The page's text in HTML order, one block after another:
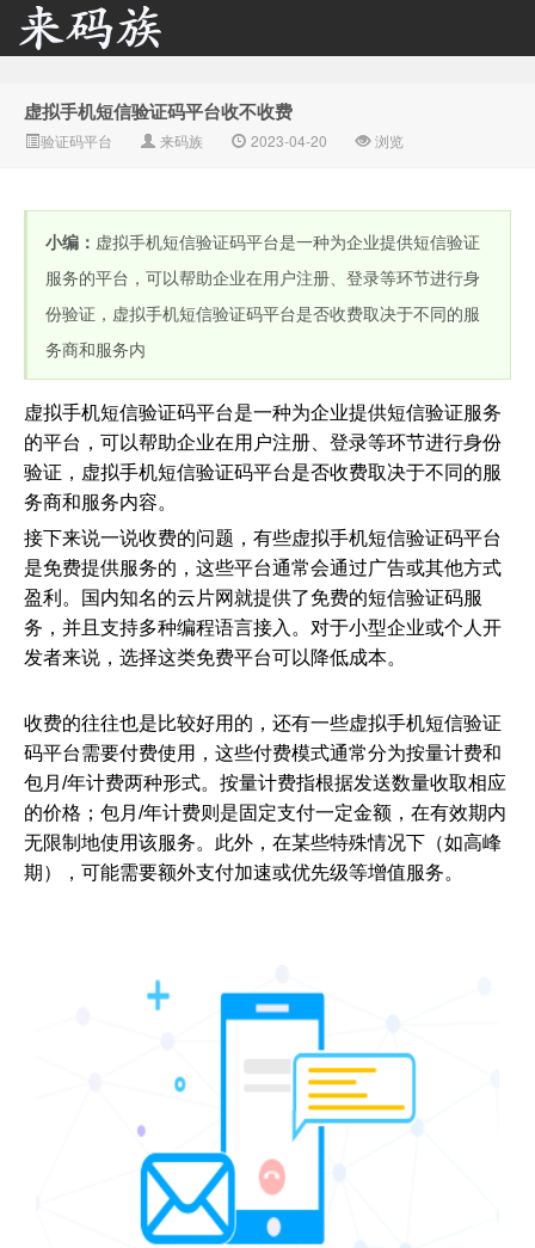
来码族 - 分享在线短信资
源接收资讯,手机短信验
证码网站
虚拟手机短信验证码平台收不收费
验证码平台 来码族 2023-04-20 浏览
小编： 虚拟手机短信验证码平台是一种为企业提供短信验证
服务的平台，可以帮助企业在用户注册、登录等环节进行身
份验证，虚拟手机短信验证码平台是否收费取决于不同的服
务商和服务内
虚拟手机短信验证码平台是一种为企业提供短信验证服务
的平台，可以帮助企业在用户注册、登录等环节进行身份
验证，虚拟手机短信验证码平台是否收费取决于不同的服
务商和服务内容。
接下来说一说收费的问题，有些虚拟手机短信验证码平台
是免费提供服务的，这些平台通常会通过广告或其他方式
盈利。国内知名的云片网就提供了免费的短信验证码服
务，并且支持多种编程语言接入。对于小型企业或个人开
发者来说，选择这类免费平台可以降低成本。
收费的往往也是比较好用的，还有一些虚拟手机短信验证
码平台需要付费使用，这些付费模式通常分为按量计费和
包月/年计费两种形式。按量计费指根据发送数量收取相应
的价格；包月/年计费则是固定支付一定金额，在有效期内
无限制地使用该服务。此外，在某些特殊情况下（如高峰
期），可能需要额外支付加速或优先级等增值服务。